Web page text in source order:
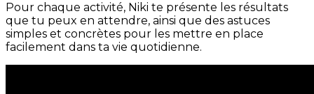
Pour chaque activité, Niki te présente les résultats
que tu peux en attendre, ainsi que des astuces
simples et concrètes pour les mettre en place
facilement dans ta vie quotidienne.